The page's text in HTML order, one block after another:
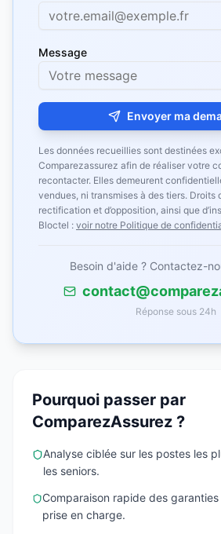
Message
Envoyer ma
Les données recueillies sont destinées
Comparezassurez afin de réaliser votre
recontacter. Elles demeurent
vendues, ni transmises à des tiers. Droits
rectification et d’opposition, ainsi que
Bloctel : voir notre Politique de
Besoin d'aide ? Contactez-
Réponse sous 24h
Pourquoi passer par
ComparezAssurez ?
Analyse ciblée sur les postes les
les seniors.
Comparaison rapide des
prise en charge.